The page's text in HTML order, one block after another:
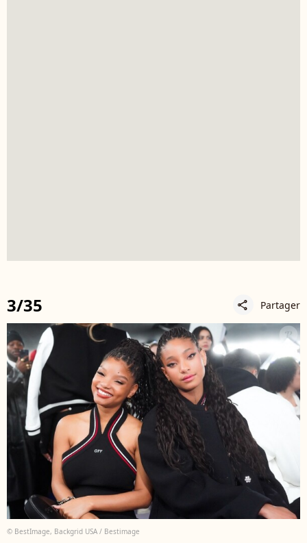
3/35 share Partager
© BestImage, Backgrid USA / Bestimage